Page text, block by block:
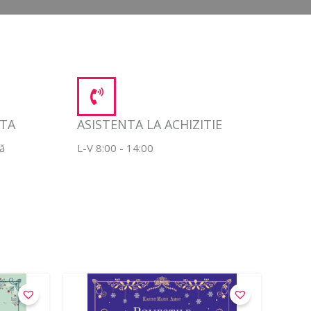
ASISTENTA LA ACHIZITIE
L-V 8:00 - 14:00